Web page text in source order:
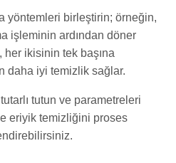
yöntemleri birleştirin; örneğin,
işleminin ardından döner
ikisinin tek başına
daha iyi temizlik sağlar.
tutun ve parametreleri
eriyik temizliğini proses